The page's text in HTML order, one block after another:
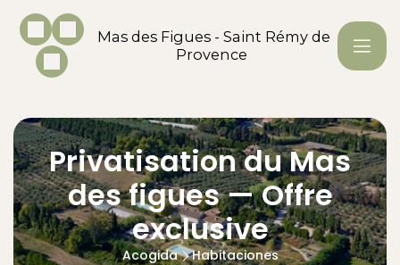
Mas des Figues - Saint Rémy de
Provence
Privatisation du Mas
des figues — Offre
exclusive
Acogida Habitaciones